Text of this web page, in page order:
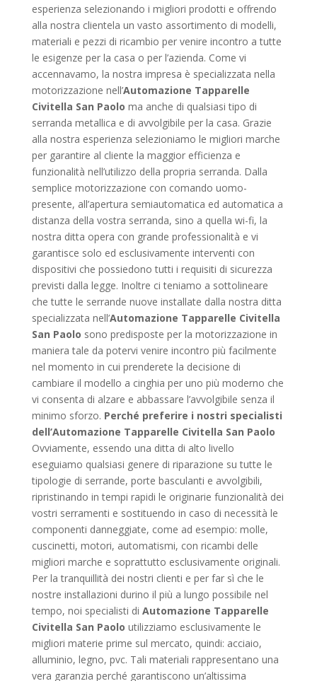
esperienza selezionando i migliori prodotti e offrendo
alla nostra clientela un vasto assortimento di modelli,
materiali e pezzi di ricambio per venire incontro a tutte
le esigenze per la casa o per l’azienda. Come vi
accennavamo, la nostra impresa è specializzata nella
motorizzazione nell’Automazione Tapparelle
Civitella San Paolo ma anche di qualsiasi tipo di
serranda metallica e di avvolgibile per la casa. Grazie
alla nostra esperienza selezioniamo le migliori marche
per garantire al cliente la maggior efficienza e
funzionalità nell’utilizzo della propria serranda. Dalla
semplice motorizzazione con comando uomo-
presente, all’apertura semiautomatica ed automatica a
distanza della vostra serranda, sino a quella wi-fi, la
nostra ditta opera con grande professionalità e vi
garantisce solo ed esclusivamente interventi con
dispositivi che possiedono tutti i requisiti di sicurezza
previsti dalla legge. Inoltre ci teniamo a sottolineare
che tutte le serrande nuove installate dalla nostra ditta
specializzata nell’Automazione Tapparelle Civitella
San Paolo sono predisposte per la motorizzazione in
maniera tale da potervi venire incontro più facilmente
nel momento in cui prenderete la decisione di
cambiare il modello a cinghia per uno più moderno che
vi consenta di alzare e abbassare l’avvolgibile senza il
minimo sforzo. Perché preferire i nostri specialisti
dell’Automazione Tapparelle Civitella San Paolo
Ovviamente, essendo una ditta di alto livello
eseguiamo qualsiasi genere di riparazione su tutte le
tipologie di serrande, porte basculanti e avvolgibili,
ripristinando in tempi rapidi le originarie funzionalità dei
vostri serramenti e sostituendo in caso di necessità le
componenti danneggiate, come ad esempio: molle,
cuscinetti, motori, automatismi, con ricambi delle
migliori marche e soprattutto esclusivamente originali.
Per la tranquillità dei nostri clienti e per far sì che le
nostre installazioni durino il più a lungo possibile nel
tempo, noi specialisti di Automazione Tapparelle
Civitella San Paolo utilizziamo esclusivamente le
migliori materie prime sul mercato, quindi: acciaio,
alluminio, legno, pvc. Tali materiali rappresentano una
vera garanzia perché garantiscono un’altissima